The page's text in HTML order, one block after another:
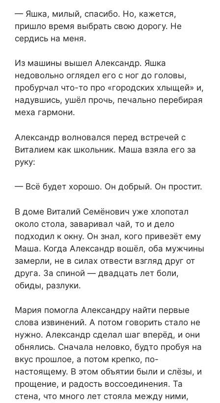
— Яшка, милый, спасибо. Но, кажется,
пришло время выбрать свою дорогу. Не
сердись на меня.
Из машины вышел Александр. Яшка
недовольно оглядел его с ног до головы,
пробурчал что-то про «городских хлыщей» и,
надувшись, ушёл прочь, печально перебирая
меха гармони.
Александр волновался перед встречей с
Виталием как школьник. Маша взяла его за
руку:
— Всё будет хорошо. Он добрый. Он простит.
В доме Виталий Семёнович уже хлопотал
около стола, заваривал чай, то и дело
подходил к окну. Он знал, кого привезёт ему
Маша. Когда Александр вошёл, оба мужчины
замерли, не в силах отвести взгляд друг от
друга. За спиной — двадцать лет боли,
обиды, разлуки.
Мария помогла Александру найти первые
слова извинений. А потом говорить стало не
нужно. Александр сделал шаг вперёд, и они
обнялись. Сначала неловко, будто пробуя на
вкус прошлое, а потом крепко, по-
настоящему. В этом объятии были и слёзы, и
прощение, и радость воссоединения. Та
стена, что много лет стояла между ними,